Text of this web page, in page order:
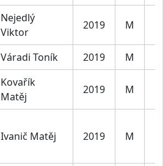
Nejedlý
Viktor
2019 M
Váradi Toník 2019 M
Kovařík
Matěj
2019 M
Ivanič Matěj 2019 M